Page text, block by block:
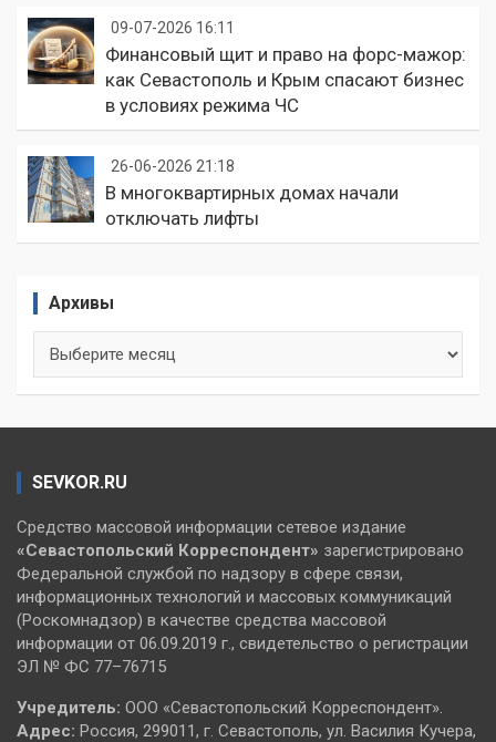
09-07-2026 16:11
Финансовый щит и право на форс-мажор:
как Севастополь и Крым спасают бизнес
в условиях режима ЧС
26-06-2026 21:18
В многоквартирных домах начали
отключать лифты
Архивы
SEVKOR.RU
Средство массовой информации сетевое издание
«Севастопольский Корреспондент» зарегистрировано
Федеральной службой по надзору в сфере связи,
информационных технологий и массовых коммуникаций
(Роскомнадзор) в качестве средства массовой
информации от 06.09.2019 г., свидетельство о регистрации
ЭЛ № ФС 77–76715
Учредитель: ООО «Севастопольский Корреспондент».
Адрес: Россия, 299011, г. Севастополь, ул. Василия Кучера,